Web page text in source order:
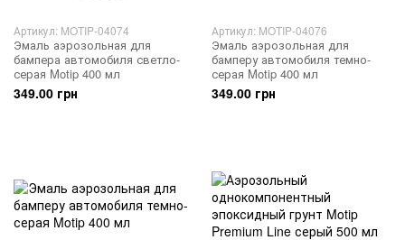
Артикул: MOTIP-04074
Эмаль аэрозольная для
бампера автомобиля светло-
серая Motip 400 мл
349.00 грн
Артикул: MOTIP-04076
Эмаль аэрозольная для
бамперу автомобиля темно-
серая Motip 400 мл
349.00 грн